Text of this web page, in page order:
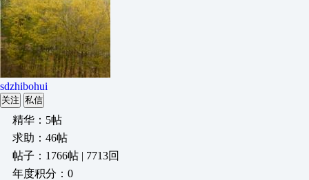
sdzhibohui
关注 私信
精华：5帖
求助：46帖
帖子：1766帖 | 7713回
年度积分：0